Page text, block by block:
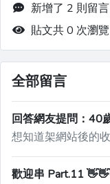
新增了 2 則留言
貼文共 0 次瀏覽
全部留言
想知道架網站後的
歡迎串 Part.11